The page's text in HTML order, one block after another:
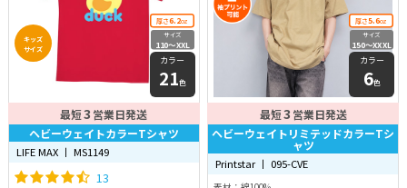
キッズ
サイズ
厚さ6.2oz
サイズ
110〜XXL
カラー
21色
最短3 営業日発送
ヘビーウェイトカラーTシャツ
LIFE MAX 丨 MS1149
13
厚さ5.6oz
サイズ
150〜XXXL
カラー
6色
最短3 営業日発送
ヘビーウェイトリミテッドカラーTシ
ャツ
Printstar 丨 095-CVE